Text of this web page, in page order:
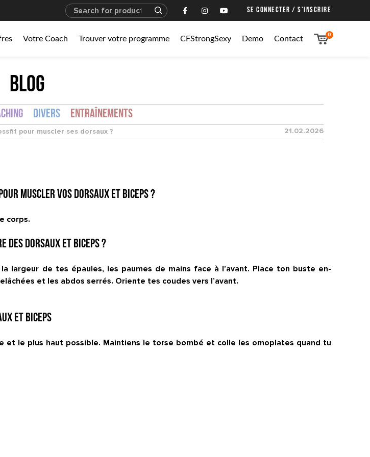
SE CONNECTER / S'INSCRIRE
Votre Coach Trouver votre programme CFStrongSexy Demo Contact
0
BLOG
Divers Entraînements
pour muscler ses dorsaux ? 21.02.2026
muscler vos dorsaux et biceps ?
corps.
des dorsaux et biceps ?
largeur de tes épaules, les paumes de mains face à l’avant. Place ton buste en-
et les abdos serrés. Oriente tes coudes vers l’avant.
et biceps
et le plus haut possible. Maintiens le torse bombé et colle les omoplates quand tu